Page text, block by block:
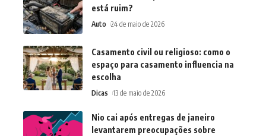
está ruim?
Auto 24 de maio de 2026
Casamento civil ou religioso: como o
espaço para casamento influencia na
escolha
Dicas 13 de maio de 2026
Nio cai após entregas de janeiro
levantarem preocupações sobre